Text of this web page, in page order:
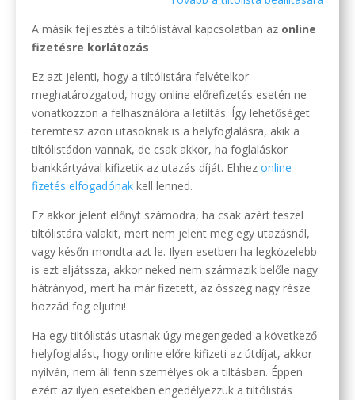
A másik fejlesztés a tiltólistával kapcsolatban az online
fizetésre korlátozás
Ez azt jelenti, hogy a tiltólistára felvételkor
meghatározgatod, hogy online előrefizetés esetén ne
vonatkozzon a felhasználóra a letiltás. Így lehetőséget
teremtesz azon utasoknak is a helyfoglalásra, akik a
tiltólistádon vannak, de csak akkor, ha foglaláskor
bankkártyával kifizetik az utazás díját. Ehhez online
fizetés elfogadónakkell lenned.
Ez akkor jelent előnyt számodra, ha csak azért teszel
tiltólistára valakit, mert nem jelent meg egy utazásnál,
vagy későn mondta azt le. Ilyen esetben ha legközelebb
is ezt eljátssza, akkor neked nem származik belőle nagy
hátrányod, mert ha már fizetett, az összeg nagy része
hozzád fog eljutni!
Ha egy tiltólistás utasnak úgy megengeded a következő
helyfoglalást, hogy online előre kifizeti az útdíjat, akkor
nyilván, nem áll fenn személyes ok a tiltásban. Éppen
ezért az ilyen esetekben engedélyezzük a tiltólistás